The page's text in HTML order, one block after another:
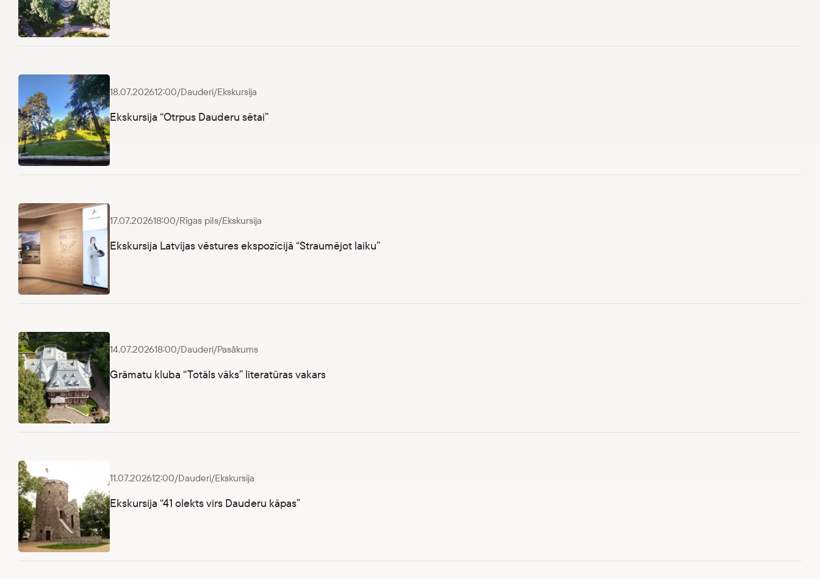
18.07.202612:00/Dauderi/Ekskursija
Ekskursija “Otrpus Dauderu sētai”
17.07.202618:00/Rīgas pils/Ekskursija
Ekskursija Latvijas vēstures ekspozīcijā “Straumējot laiku”
14.07.202618:00/Dauderi/Pasākums
Grāmatu kluba “Totāls vāks” literatūras vakars
11.07.202612:00/Dauderi/Ekskursija
Ekskursija “41 olekts virs Dauderu kāpas”